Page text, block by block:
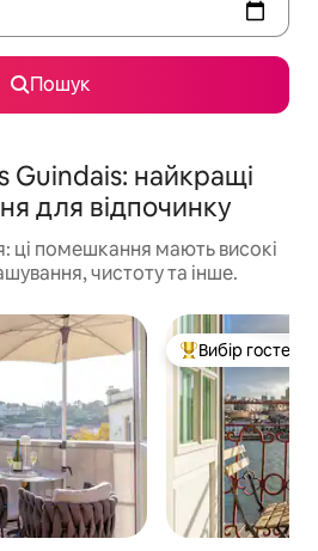
Пошук
Guindais: найкращі
для відпочинку
ці помешкання мають високі
чистоту та інше.
Топ вибір гостей
Вибір гостей